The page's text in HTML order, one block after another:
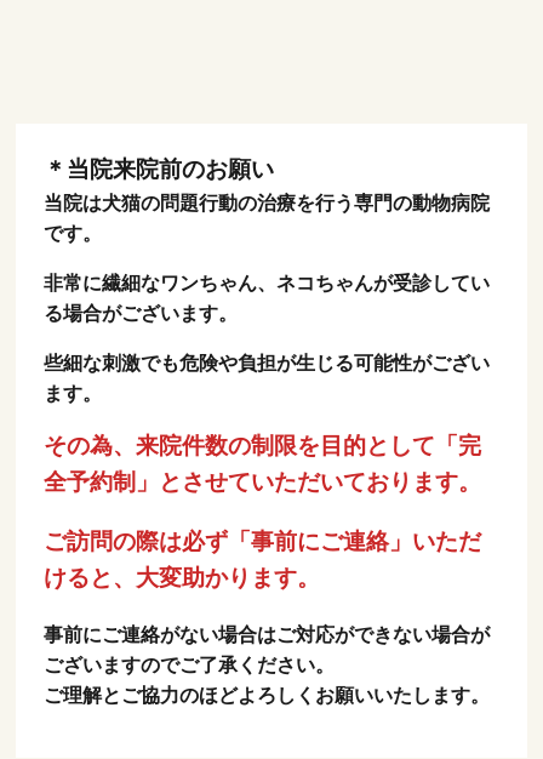
＊当院来院前のお願い
当院は犬猫の問題行動の治療を行う専門の動物病院
です。
非常に繊細なワンちゃん、ネコちゃんが受診してい
る場合がございます。
些細な刺激でも危険や負担が生じる可能性がござい
ます。
その為、来院件数の制限を目的として「完
全予約制」とさせていただいております。
ご訪問の際は必ず「事前にご連絡」いただ
けると、大変助かります。
事前にご連絡がない場合はご対応ができない場合が
ございますのでご了承ください。
ご理解とご協力のほどよろしくお願いいたします。